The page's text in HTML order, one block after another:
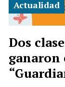
Dos
ganaron
Actualidad